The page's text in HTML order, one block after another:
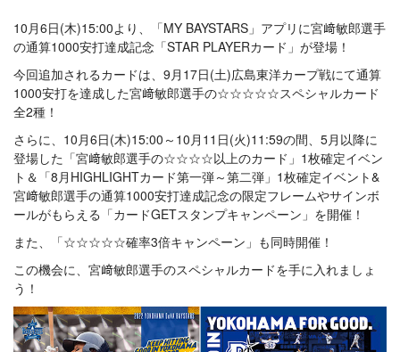
10月6日(木)15:00より、「MY BAYSTARS」アプリに宮﨑敏郎選手
の通算1000安打達成記念「STAR PLAYERカード」が登場！
今回追加されるカードは、9月17日(土)広島東洋カープ戦にて通算
1000安打を達成した宮﨑敏郎選手の☆☆☆☆☆スペシャルカード
全2種！
さらに、10月6日(木)15:00～10月11日(火)11:59の間、5月以降に
登場した「宮﨑敏郎選手の☆☆☆☆以上のカード」1枚確定イベン
ト＆「8月HIGHLIGHTカード第一弾～第二弾」1枚確定イベント&
宮﨑敏郎選手の通算1000安打達成記念の限定フレームやサインボ
ールがもらえる「カードGETスタンプキャンペーン」を開催！
また、「☆☆☆☆☆確率3倍キャンペーン」も同時開催！
この機会に、宮﨑敏郎選手のスペシャルカードを手に入れましょ
う！